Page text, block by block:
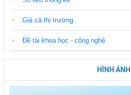
Giá cả thị trường
Đề tài khoa học - công nghệ
HÌNH ẢNH